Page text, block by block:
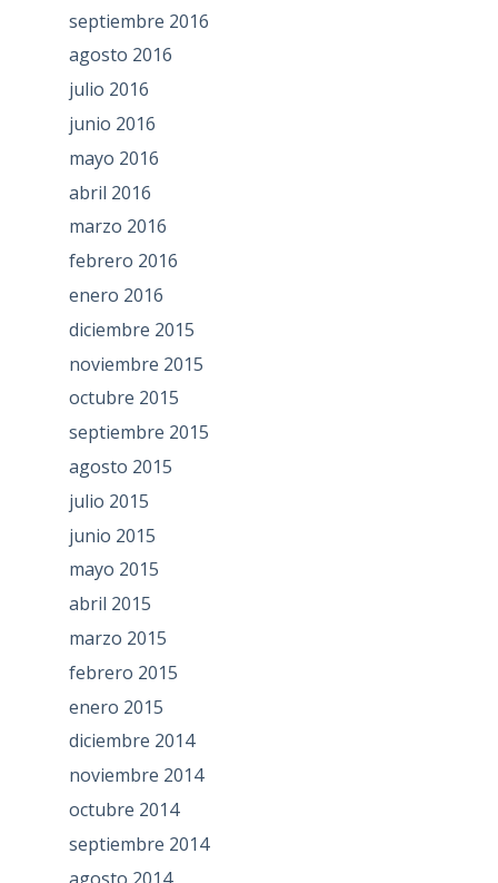
septiembre 2016
agosto 2016
julio 2016
junio 2016
mayo 2016
abril 2016
marzo 2016
febrero 2016
enero 2016
diciembre 2015
noviembre 2015
octubre 2015
septiembre 2015
agosto 2015
julio 2015
junio 2015
mayo 2015
abril 2015
marzo 2015
febrero 2015
enero 2015
diciembre 2014
noviembre 2014
octubre 2014
septiembre 2014
agosto 2014